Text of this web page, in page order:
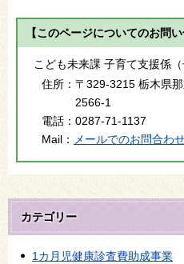
【このページについてのお問い
こども未来課 子育て支援係（
住所： 〒329-3215 栃木県
2566-1
電話： 0287-71-1137
Mail： メールでのお問合わ
カテゴリー
1カ月児健康診査費助成事業